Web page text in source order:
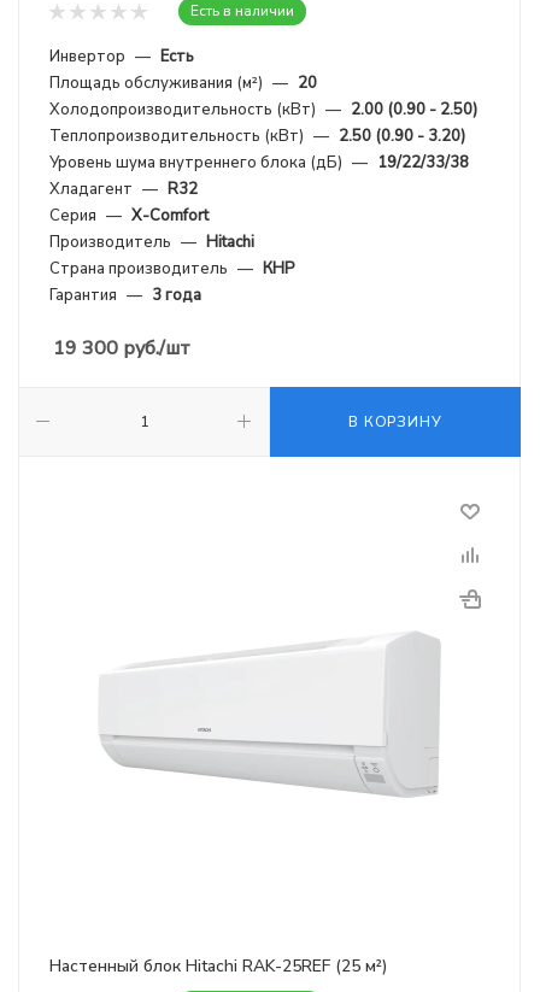
Есть в наличии
Инвертор — Есть
Площадь обслуживания (м²) — 20
Холодопроизводительность (кВт) — 2.00 (0.90 - 2.50)
Теплопроизводительность (кВт) — 2.50 (0.90 - 3.20)
Уровень шума внутреннего блока (дБ) — 19/22/33/38
Хладагент — R32
Серия — X-Comfort
Производитель — Hitachi
Страна производитель — КНР
Гарантия — 3 года
19 300 руб./шт
В КОРЗИНУ
Настенный блок Hitachi RAK-25REF (25 м²)